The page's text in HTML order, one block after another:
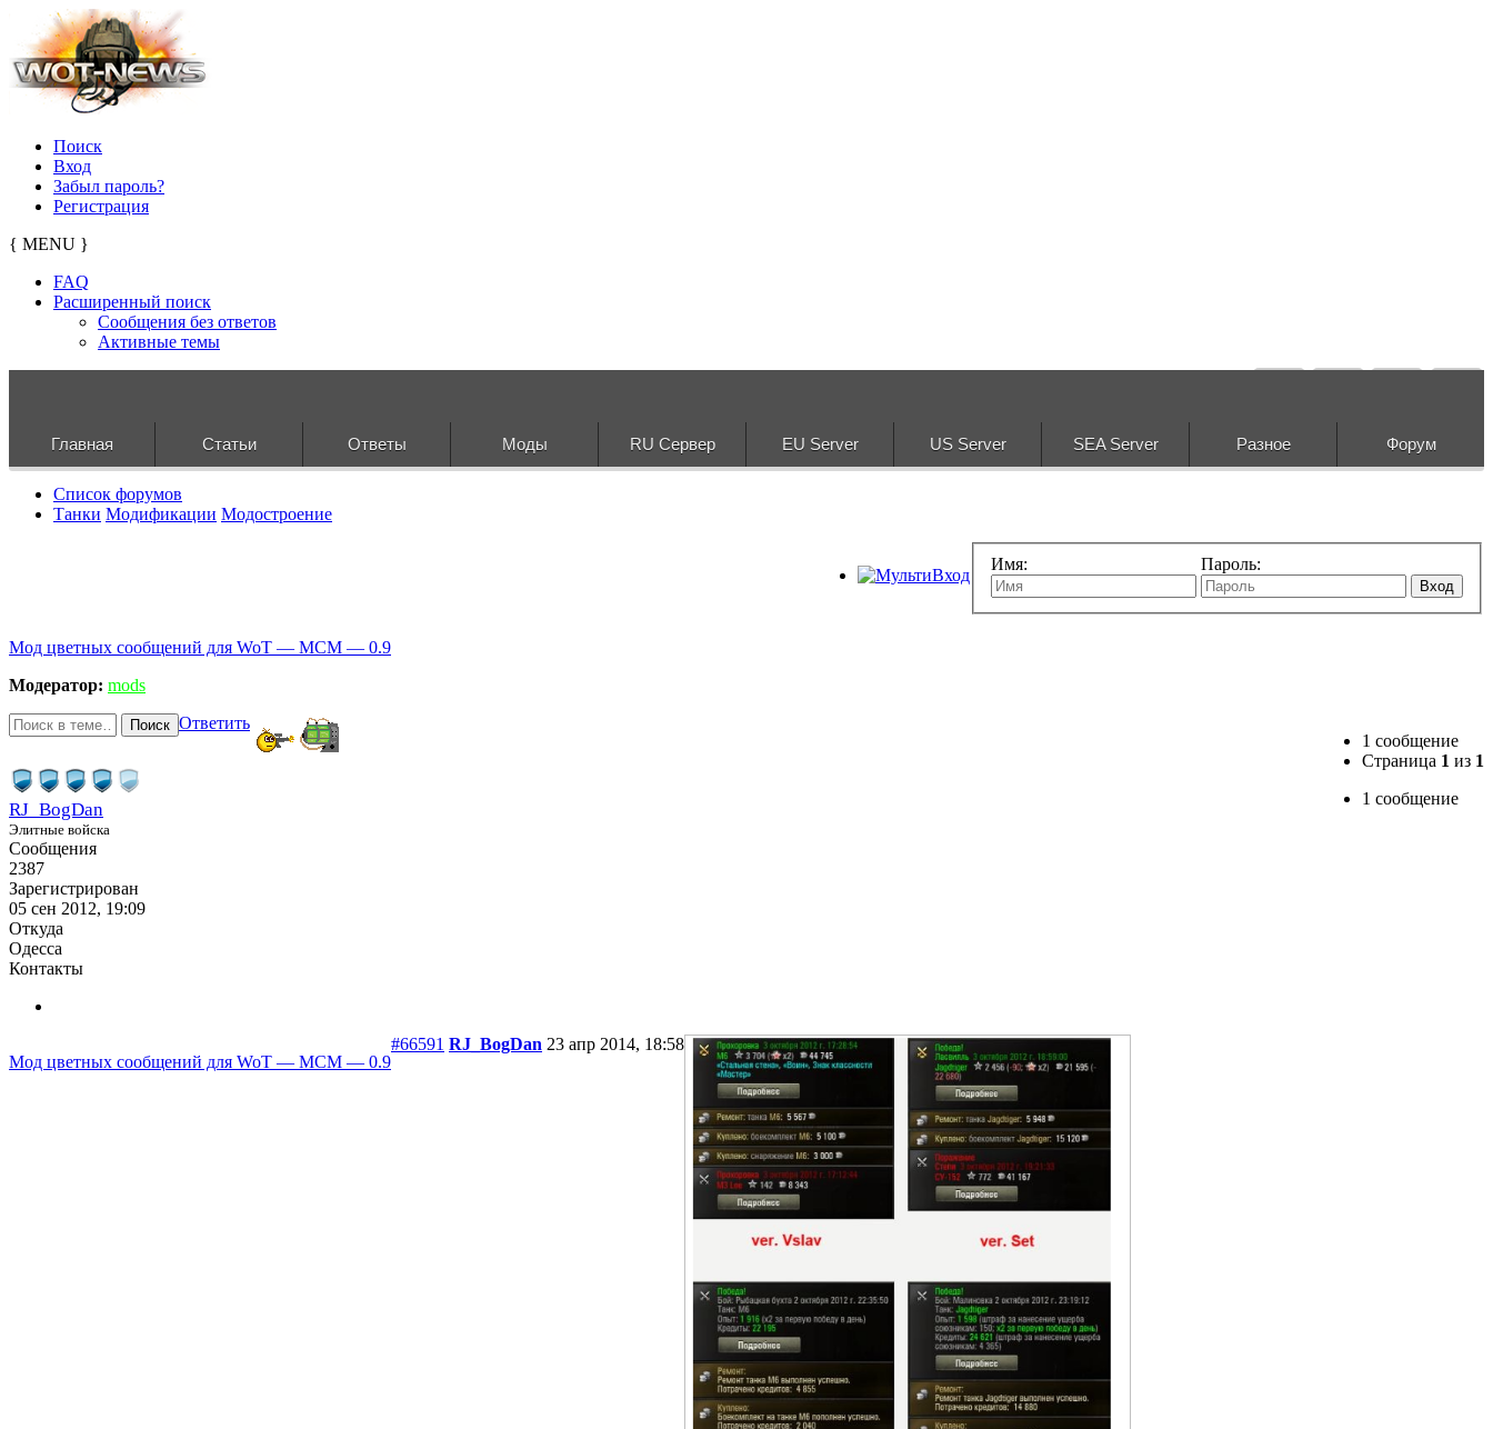
Поиск
Вход
Забыл пароль?
Регистрация
{ MENU }
FAQ
Расширенный поиск
Сообщения без ответов
Активные темы
Главная Статьи Ответы Моды RU Сервер EU Server US Server SEA Server Разное Форум
Список форумов
Танки Модификации Модостроение
Имя: Пароль:
Вход
Мод цветных сообщений для WoT — MCM — 0.9
Модератор: mods
1 сообщение
Страница 1 из 1
1 сообщение
Поиск Ответить
RJ_BogDan
Элитные войска
Сообщения
2387
Зарегистрирован
05 сен 2012, 19:09
Откуда
Одесса
Контакты
Мод цветных сообщений для WoT — MCM — 0.9
#66591 RJ_BogDan 23 апр 2014, 18:58